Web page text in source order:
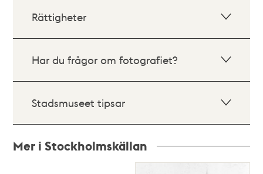
Rättigheter
Har du frågor om fotografiet?
Stadsmuseet tipsar
Mer i Stockholmskällan